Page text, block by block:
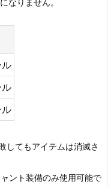
してもアイテムは消滅さ
ント装備のみ使用可能で